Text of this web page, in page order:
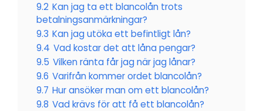
9.2 Kan jag ta ett blancolån trots
betalningsanmärkningar?
9.3 Kan jag utöka ett befintligt lån?
9.4 Vad kostar det att låna pengar?
9.5 Vilken ränta får jag när jag lånar?
9.6 Varifrån kommer ordet blancolån?
9.7 Hur ansöker man om ett blancolån?
9.8 Vad krävs för att få ett blancolån?